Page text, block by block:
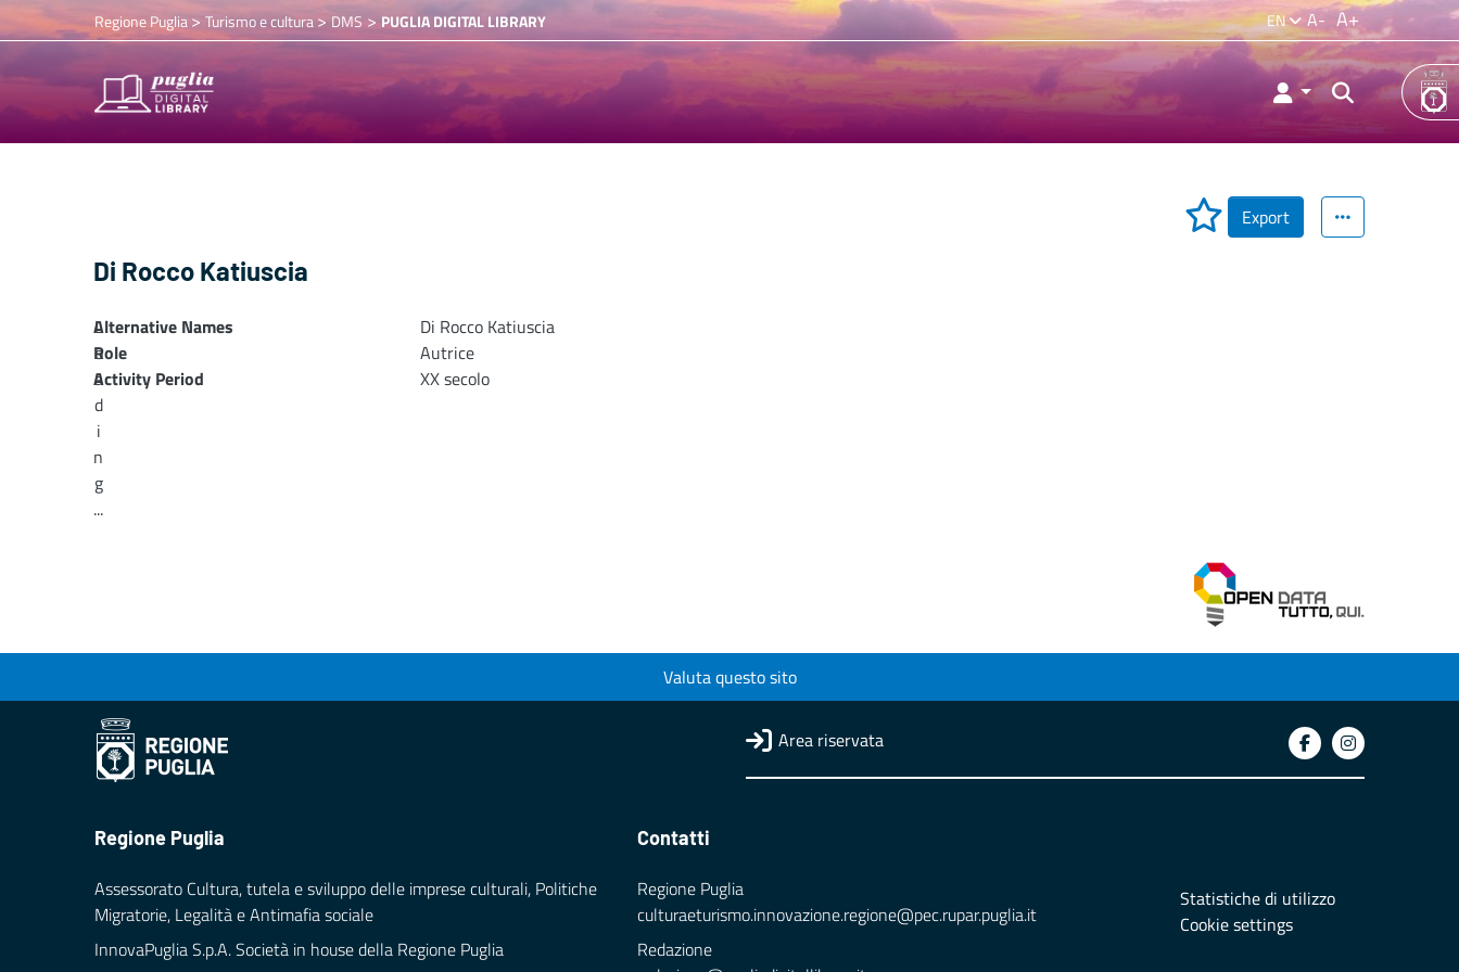
Regione Puglia> Turismo e cultura>DMS > PUGLIA DIGITAL LIBRARY EN A- A+
Export
Di Rocco Katiuscia
L
o
a
d
i
n
g
...
Alternative Names
Di Rocco Katiuscia
Role
Autrice
Activity Period
XX secolo
Valuta questo sito
Area riservata
Regione Puglia
Assessorato Cultura, tutela e sviluppo delle imprese culturali, Politiche
Migratorie, Legalità e Antimafia sociale
InnovaPuglia S.p.A. Società in house della Regione Puglia
Contatti
Regione Puglia
culturaeturismo.innovazione.regione@pec.rupar.puglia.it
Redazione
Statistiche di utilizzo
Cookie settings